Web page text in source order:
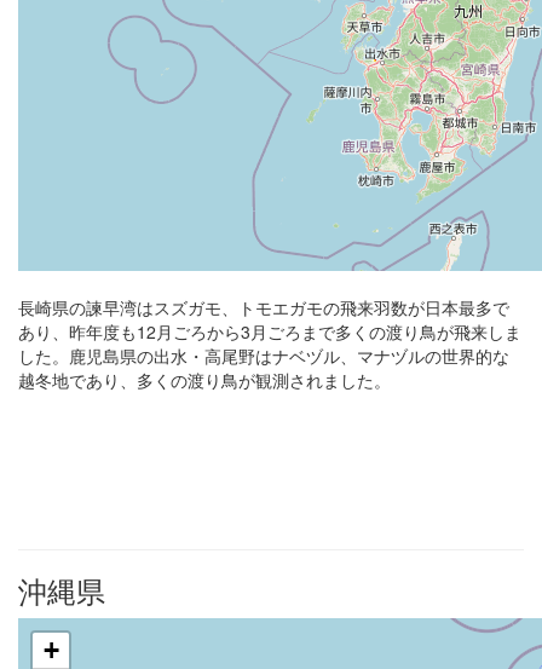
長崎県の諫早湾はスズガモ、トモエガモの飛来羽数が日本最多で
あり、昨年度も12月ごろから3月ごろまで多くの渡り鳥が飛来しま
した。鹿児島県の出水・高尾野はナベヅル、マナヅルの世界的な
越冬地であり、多くの渡り鳥が観測されました。
沖縄県
+